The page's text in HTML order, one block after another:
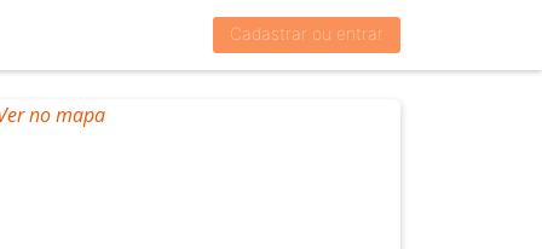
Cadastrar ou entrar